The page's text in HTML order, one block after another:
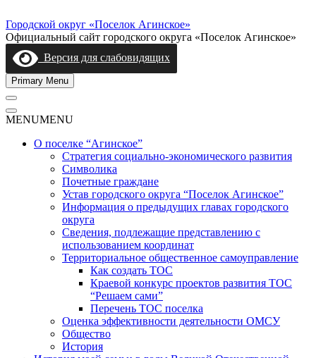
to
content
Городской округ «Поселок Агинское»
Официальный сайт городского округа «Поселок Агинское»
Версия для слабовидящих
Primary Menu
MENUMENU
О поселке “Агинское”
Стратегия социально-экономического развития
Символика
Почетные граждане
Устав городского округа “Поселок Агинское”
Информация о предыдущих главах городского
округа
Сведения, подлежащие представлению с
использованием координат
Территориальное общественное самоуправление
Как создать ТОС
Краевой конкурс проектов развития ТОС
“Решаем сами”
Перечень ТОС поселка
Оценка эффективности деятельности ОМСУ
Общество
История